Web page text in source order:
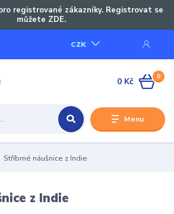
registrované zákazníky. Registrovat se
můžete ZDE.
Menu
CZK
0
0 Kč
Stříbrné náušnice z Indie
z Indie